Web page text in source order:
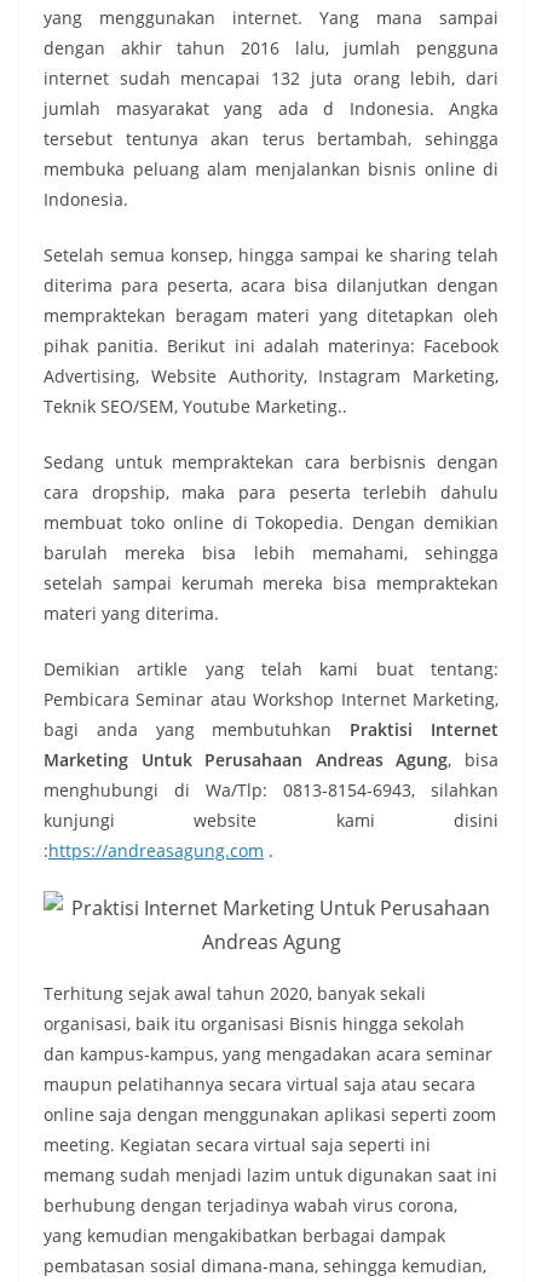
yang menggunakan internet. Yang mana sampai
dengan akhir tahun 2016 lalu, jumlah pengguna
internet sudah mencapai 132 juta orang lebih, dari
jumlah masyarakat yang ada d Indonesia. Angka
tersebut tentunya akan terus bertambah, sehingga
membuka peluang alam menjalankan bisnis online di
Indonesia.
Setelah semua konsep, hingga sampai ke sharing telah
diterima para peserta, acara bisa dilanjutkan dengan
mempraktekan beragam materi yang ditetapkan oleh
pihak panitia. Berikut ini adalah materinya: Facebook
Advertising, Website Authority, Instagram Marketing,
Teknik SEO/SEM, Youtube Marketing..
Sedang untuk mempraktekan cara berbisnis dengan
cara dropship, maka para peserta terlebih dahulu
membuat toko online di Tokopedia. Dengan demikian
barulah mereka bisa lebih memahami, sehingga
setelah sampai kerumah mereka bisa mempraktekan
materi yang diterima.
Demikian artikle yang telah kami buat tentang:
Pembicara Seminar atau Workshop Internet Marketing,
bagi anda yang membutuhkan Praktisi Internet
Marketing Untuk Perusahaan Andreas Agung, bisa
menghubungi di Wa/Tlp: 0813-8154-6943, silahkan
kunjungi website kami disini
:https://andreasagung.com .
Terhitung sejak awal tahun 2020, banyak sekali
organisasi, baik itu organisasi Bisnis hingga sekolah
dan kampus-kampus, yang mengadakan acara seminar
maupun pelatihannya secara virtual saja atau secara
online saja dengan menggunakan aplikasi seperti zoom
meeting. Kegiatan secara virtual saja seperti ini
memang sudah menjadi lazim untuk digunakan saat ini
berhubung dengan terjadinya wabah virus corona,
yang kemudian mengakibatkan berbagai dampak
pembatasan sosial dimana-mana, sehingga kemudian,